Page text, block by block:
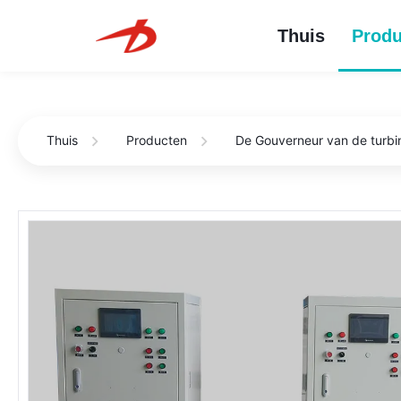
Thuis
Thuis Producten De Gouverneur van de